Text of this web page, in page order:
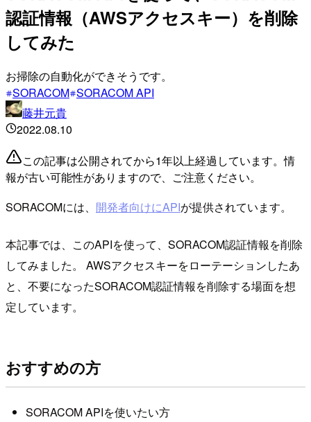
認証情報（AWSアクセスキー）を削除
してみた
お掃除の自動化ができそうです。
SORACOM SORACOM API
藤井元貴
2022.08.10
この記事は公開されてから1年以上経過しています。情
報が古い可能性がありますので、ご注意ください。
SORACOMには、 開発者向けにAPIが提供されています。
本記事では、このAPIを使って、SORACOM認証情報を削除
してみました。 AWSアクセスキーをローテーションしたあ
と、不要になったSORACOM認証情報を削除する場面を想
定しています。
おすすめの方
SORACOM APIを使いたい方